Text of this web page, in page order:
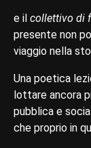
e il collettivo di
presente non
viaggio nella
Una poetica
lottare ancora
pubblica e
che proprio in